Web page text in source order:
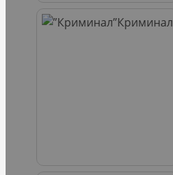
Криминал